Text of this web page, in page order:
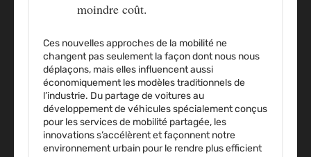
moindre coût.
Ces nouvelles approches de la mobilité ne
changent pas seulement la façon dont nous nous
déplaçons, mais elles influencent aussi
économiquement les modèles traditionnels de
l’industrie. Du partage de voitures au
développement de véhicules spécialement conçus
pour les services de mobilité partagée, les
innovations s’accélèrent et façonnent notre
environnement urbain pour le rendre plus efficient